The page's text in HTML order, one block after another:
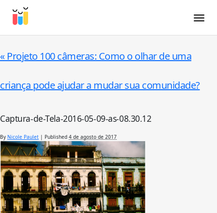
« Projeto 100 câmeras: Como o olhar de uma
criança pode ajudar a mudar sua comunidade?
Captura-de-Tela-2016-05-09-as-08.30.12
By Nicole Paulet | Published 4 de agosto de 2017